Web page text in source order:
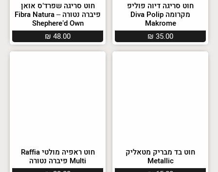
חוט סריגה דיוה פוליפ
מקרומה Diva Polip
Makrome
₪ 35.00
חוט סריגה שפרד’ס אואן
פיברה נטורה – Fibra Natura
Shephere’d Own
₪ 48.00
חוט בד מבריק מטאליק
Metallic
חוט ראפיה מולטי Raffia
Multi פיברה נטורה